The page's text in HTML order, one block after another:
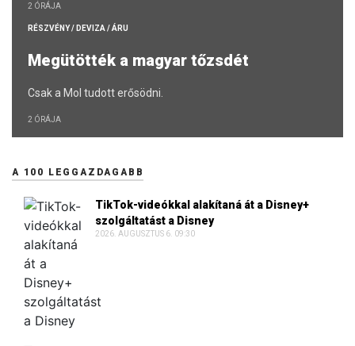
2 ÓRÁJA
RÉSZVÉNY / DEVIZA / ÁRU
Megütötték a magyar tőzsdét
Csak a Mol tudott erősödni.
2 ÓRÁJA
A 100 LEGGAZDAGABB
TikTok-videókkal alakítaná át a Disney+
szolgáltatást a Disney
2026. AUGUSZTUS 6. 09:30